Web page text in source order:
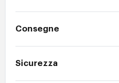
Consegne
Sicurezza